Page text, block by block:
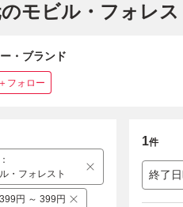
のモビル・フォレス
・ブランド
＋フォロー
1件
終了
：
・フォレスト
399円 ～ 399円